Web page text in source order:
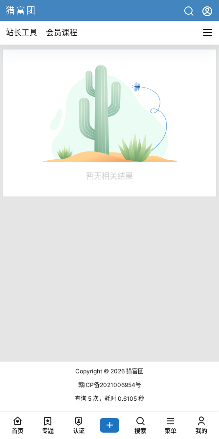
猎富团
站长工具 会员课程
暂无相关结果
Copyright © 2026 猎富团
赣ICP备2021006954号
查询 5 次，耗时 0.6105 秒
首页 专题 认证 搜索 菜单 我的